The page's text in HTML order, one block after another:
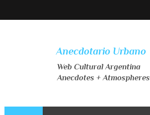
Anecdotario Urbano
Web Cultural Argentina
Anecdotes + Atmospheres